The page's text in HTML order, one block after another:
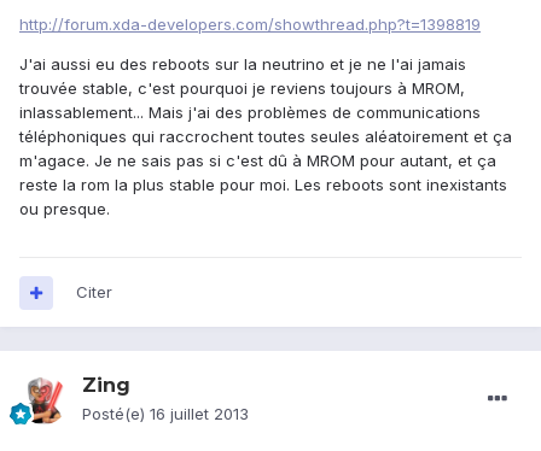
http://forum.xda-developers.com/showthread.php?t=1398819
J'ai aussi eu des reboots sur la neutrino et je ne l'ai jamais
trouvée stable, c'est pourquoi je reviens toujours à MROM,
inlassablement... Mais j'ai des problèmes de communications
téléphoniques qui raccrochent toutes seules aléatoirement et ça
m'agace. Je ne sais pas si c'est dû à MROM pour autant, et ça
reste la rom la plus stable pour moi. Les reboots sont inexistants
ou presque.
Citer
Zing
Posté(e) 16 juillet 2013